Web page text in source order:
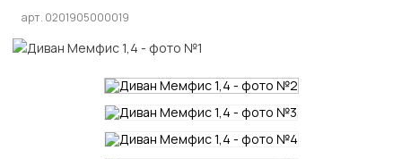
арт. 0201905000019